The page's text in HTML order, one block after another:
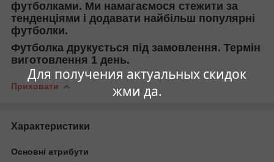
Для получения актуальных скидок
жми да.
футболками. Ми намагаємося стежити за
тенденціями і додавати найбільш популярні
футболки.
Футболка друкується під замовлення. Термін
виготовлення 1 день.
Приховати
Характеристики
Основні атрибути